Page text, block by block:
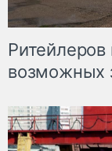
возможных